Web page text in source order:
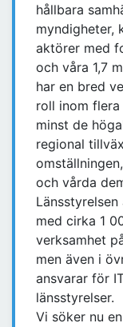
hållbara
myndigheter,
aktörer med
och våra 1,7
har en bred
roll inom
minst de
regional
och vårda
med cirka 1
verksamhet
men även i
ansvarar för
länsstyrelser.
Vi söker nu